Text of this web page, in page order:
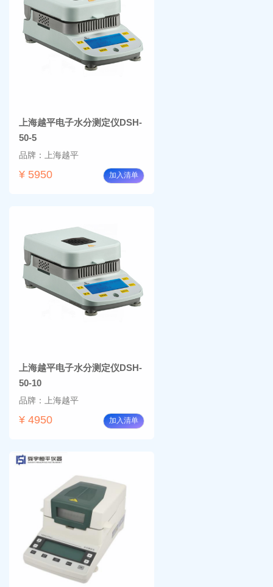
上海越平电子水分测定仪DSH-
50-5
品牌：上海越平
¥ 5950 加入清单
上海越平电子水分测定仪DSH-
50-10
品牌：上海越平
¥ 4950 加入清单